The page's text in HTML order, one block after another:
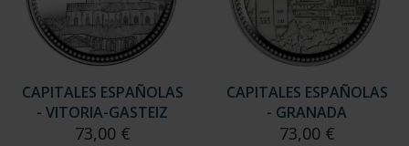
CAPITALES ESPAÑOLAS
- VITORIA-GASTEIZ
73,00 €
CAPITALES ESPAÑOLAS
- GRANADA
73,00 €